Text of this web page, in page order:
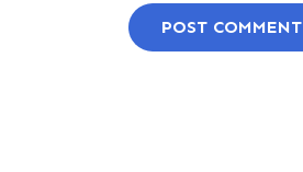
POST COMMENT